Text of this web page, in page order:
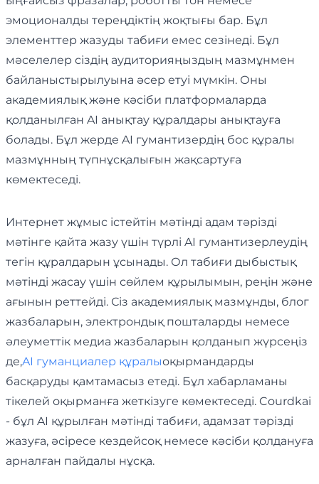
эмоционалды тереңдіктің жоқтығы бар. Бұл
элементтер жазуды табиғи емес сезінеді. Бұл
мәселелер сіздің аудиторияңыздың мазмұнмен
байланыстырылуына әсер етуі мүмкін. Оны
академиялық және кәсіби платформаларда
қолданылған AI анықтау құралдары анықтауға
болады. Бұл жерде AI гумантизердің бос құралы
мазмұнның түпнұсқалығын жақсартуға
көмектеседі.
Интернет жұмыс істейтін мәтінді адам тәрізді
мәтінге қайта жазу үшін түрлі AI гумантизерлеудің
тегін құралдарын ұсынады. Ол табиғи дыбыстық
мәтінді жасау үшін сөйлем құрылымын, реңін және
ағынын реттейді. Сіз академиялық мазмұнды, блог
жазбаларын, электрондық пошталарды немесе
әлеуметтік медиа жазбаларын қолданып жүрсеңіз
де,AI гуманциалер құралыоқырмандарды
басқаруды қамтамасыз етеді. Бұл хабарламаны
тікелей оқырманға жеткізуге көмектеседі. Courdkai
- бұл AI құрылған мәтінді табиғи, адамзат тәрізді
жазуға, әсіресе кездейсоқ немесе кәсіби қолдануға
арналған пайдалы нұсқа.